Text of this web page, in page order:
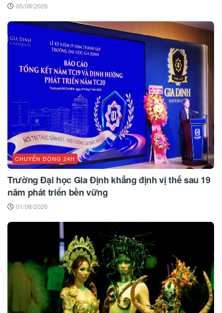
05/08/2026
CHUYỂN ĐỘNG 24H
Trường Đại học Gia Định khẳng định vị thế sau 19
năm phát triển bền vững
01/08/2026